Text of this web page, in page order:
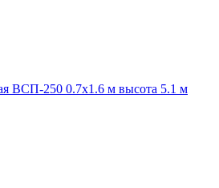
ВСП-250 0.7х1.6 м высота 5.1 м